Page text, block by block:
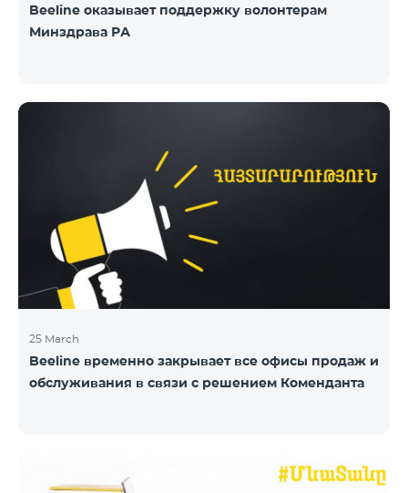
Beeline оказывает поддержку волонтерам
Минздрава РА
25 March
Beeline временно закрывает все офисы продаж и
обслуживания в связи с решением Коменданта